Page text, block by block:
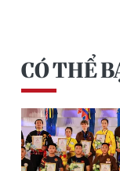
CÓ THỂ